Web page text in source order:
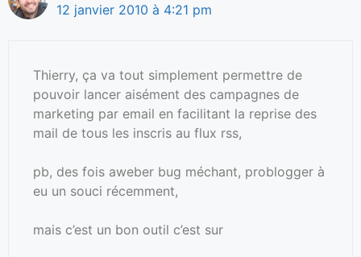
12 janvier 2010 à 4:21 pm
Thierry, ça va tout simplement permettre de
pouvoir lancer aisément des campagnes de
marketing par email en facilitant la reprise des
mail de tous les inscris au flux rss,
pb, des fois aweber bug méchant, problogger à
eu un souci récemment,
mais c’est un bon outil c’est sur